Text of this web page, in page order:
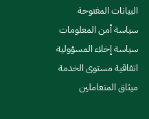
البيانات المفتوحة
سياسة أمن المعلومات
سياسة إخلاء المسؤولية
اتفاقية مستوى الخدمة
ميثاق المتعاملين